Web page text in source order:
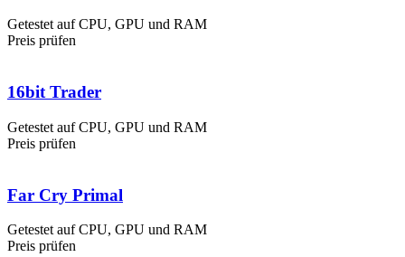
Getestet auf CPU, GPU und RAM
Preis prüfen
16bit Trader
Getestet auf CPU, GPU und RAM
Preis prüfen
Far Cry Primal
Getestet auf CPU, GPU und RAM
Preis prüfen